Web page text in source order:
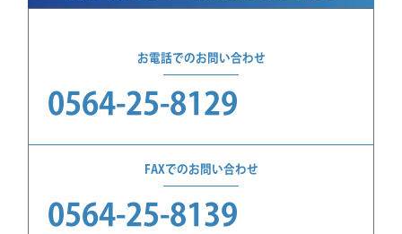
お電話でのお問い合わせ
0564-25-8129
FAXでのお問い合わせ
0564-25-8139